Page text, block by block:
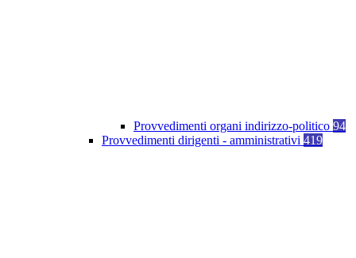
Provvedimenti organi indirizzo-politico 94
Provvedimenti dirigenti - amministrativi 419